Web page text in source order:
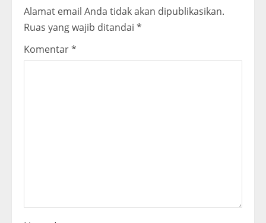
e
R
Alamat email Anda tidak akan dipublikasikan.
Ruas yang wajib ditandai *
Komentar*